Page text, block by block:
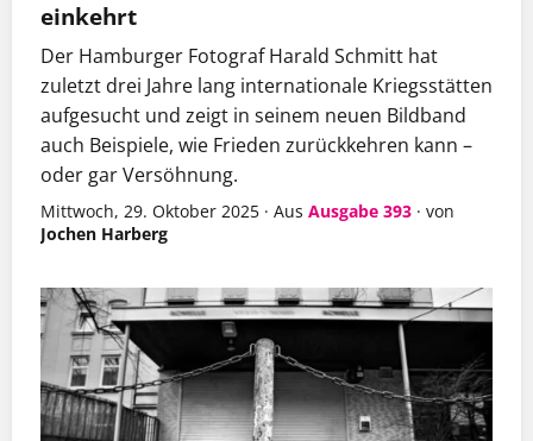
einkehrt
Der Hamburger Fotograf Harald Schmitt hat
zuletzt drei Jahre lang internationale Kriegsstätten
aufgesucht und zeigt in seinem neuen Bildband
auch Beispiele, wie Frieden zurückkehren kann –
oder gar Versöhnung.
Mittwoch, 29. Oktober 2025 · Aus Ausgabe 393 · von
Jochen Harberg